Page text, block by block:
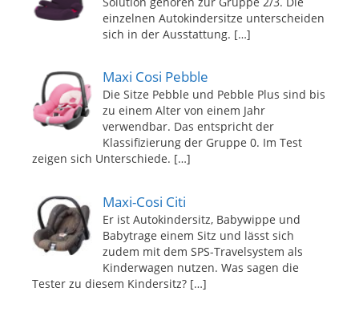
einzelnen Autokindersitze unterscheiden
sich in der Ausstattung. […]
Maxi Cosi Pebble
Die Sitze Pebble und Pebble Plus sind bis
zu einem Alter von einem Jahr
verwendbar. Das entspricht der
Klassifizierung der Gruppe 0. Im Test
zeigen sich Unterschiede. […]
Maxi-Cosi Citi
Er ist Autokindersitz, Babywippe und
Babytrage einem Sitz und lässt sich
zudem mit dem SPS-Travelsystem als
Kinderwagen nutzen. Was sagen die
Tester zu diesem Kindersitz? […]